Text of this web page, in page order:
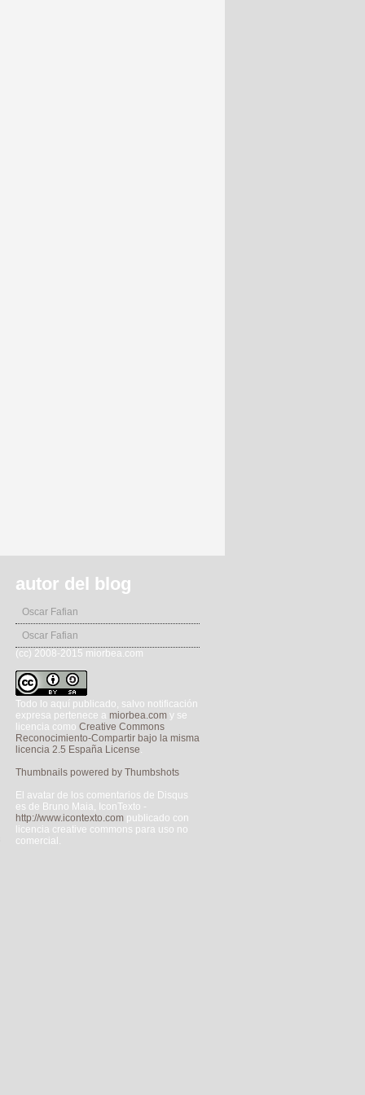
autor del blog
Oscar Fafian
Oscar Fafian
(cc) 2008-2015 miorbea.com
Todo lo aquí publicado, salvo notificación
expresa pertenece a miorbea.com y se
licencia como Creative Commons
Reconocimiento-Compartir bajo la misma
licencia 2.5 España License
Thumbnails powered by Thumbshots
El avatar de los comentarios de Disqus
es de Bruno Maia, IconTexto -
http://www.icontexto.com publicado con
licencia creative commons para uso no
comercial.